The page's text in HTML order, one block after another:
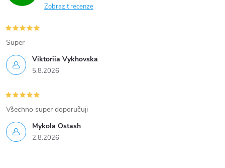
Zobrazit recenze
Viktoriia Vykhovska
5.8.2026
Super
Mykola Ostash
2.8.2026
Všechno super doporučuji